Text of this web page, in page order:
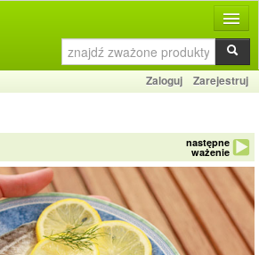
Zaloguj Zarejestruj
następne
ważenie